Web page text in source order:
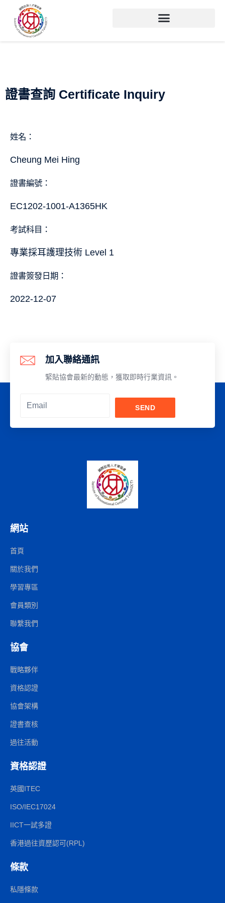
證書查詢 Certificate Inquiry
姓名：
Cheung Mei Hing
證書編號：
EC1202-1001-A1365HK
考試科目：
專業採耳護理技術 Level 1
證書簽發日期：
2022-12-07
加入聯絡通訊
緊貼協會最新的動態，獲取即時行業資訊。
SEND
網站
首頁
關於我們
學習專區
會員類別
聯繫我們
協會
戰略夥伴
資格認證
協會架構
證書查核
過往活動
資格認證
英國ITEC
ISO/IEC17024
IICT一試多證
香港過往資歷認可(RPL)
條款
私隱條款